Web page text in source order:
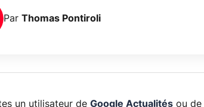
Par Thomas Pontiroli
un utilisateur de Google Actualitésou de